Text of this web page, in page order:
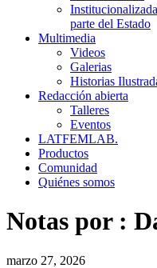
parte del Estado
Multimedia
Videos
Galerias
Historias
Redacción abierta
Talleres
Eventos
LATFEMLAB.
Productos
Comunidad
Quiénes somos
Notas por :
marzo 27, 2026